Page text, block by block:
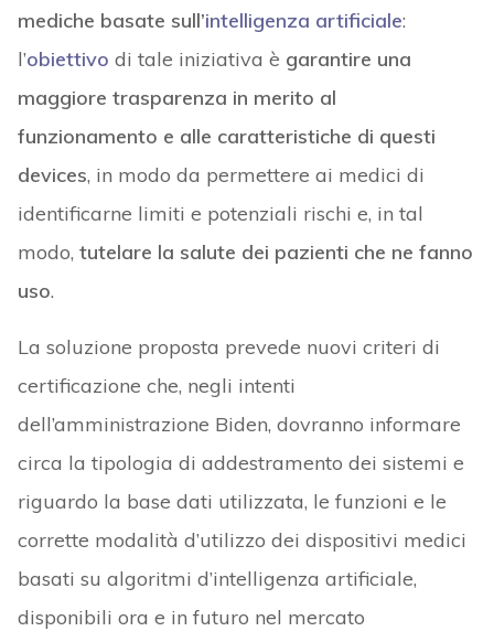
mediche basate sull’intelligenza artificiale:
l’obiettivo di tale iniziativa è garantire una
maggiore trasparenza in merito al
funzionamento e alle caratteristiche di questi
devices, in modo da permettere ai medici di
identificarne limiti e potenziali rischi e, in tal
modo, tutelare la salute dei pazienti che ne fanno
uso.
La soluzione proposta prevede nuovi criteri di
certificazione che, negli intenti
dell’amministrazione Biden, dovranno informare
circa la tipologia di addestramento dei sistemi e
riguardo la base dati utilizzata, le funzioni e le
corrette modalità d’utilizzo dei dispositivi medici
basati su algoritmi d’intelligenza artificiale,
disponibili ora e in futuro nel mercato